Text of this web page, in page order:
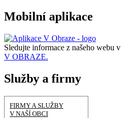
Mobilní aplikace
Sledujte informace z našeho webu v
V OBRAZE.
Služby a firmy
FIRMY A SLUŽBY
V NAŠÍ OBCI